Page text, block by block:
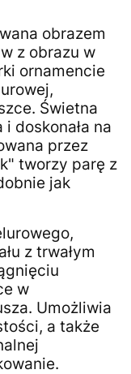
obrazem
z obrazu w
ornamencie
Świetna
doskonała na
przez
tworzy parę z
jak
z trwałym
w
Umożliwia
a także